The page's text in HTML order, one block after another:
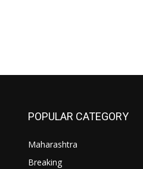
POPULAR CATEGORY
Maharashtra
Breaking